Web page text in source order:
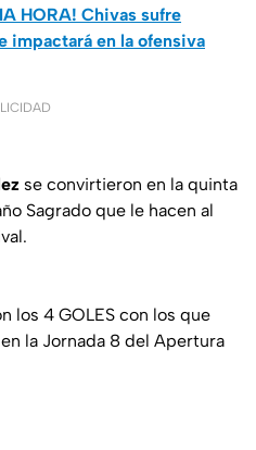
HORA! Chivas sufre
impactará en la ofensiva
se convirtieron en la quinta
Sagrado que le hacen al
los 4 GOLES con los que
la Jornada 8 del Apertura